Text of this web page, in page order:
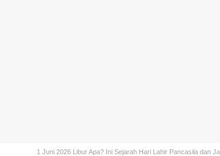
1 Juni 2026 Libur Apa? Ini Sejarah Hari Lahir Pancasila dan